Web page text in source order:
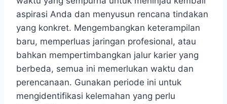
aspirasi Anda dan menyusun rencana tindakan
yang konkret. Mengembangkan keterampilan
baru, memperluas jaringan profesional, atau
bahkan mempertimbangkan jalur karier yang
berbeda, semua ini memerlukan waktu dan
perencanaan. Gunakan periode ini untuk
mengidentifikasi kelemahan yang perlu